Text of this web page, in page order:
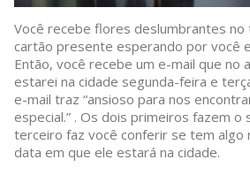
Você recebe flores deslumbrantes no
cartão presente esperando por você
Então, você recebe um e-mail que no
estarei na cidade segunda-feira e
e-mail traz “ansioso para nos
especial.” . Os dois primeiros fazem o
terceiro faz você conferir se tem algo
data em que ele estará na cidade.